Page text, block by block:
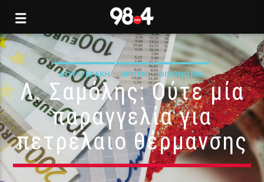
ΔΟΥΛΓΕΡΆΚΗ ΚΡΉΤΗ ΟΙΚΟΝΟΜΊΑ
Λ. Σαμόλης: Ούτε μία
παραγγελία για
πετρέλαιο θέρμανσης